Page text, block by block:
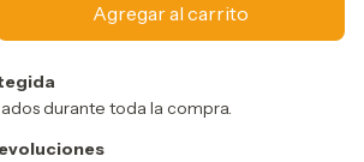
durante toda la compra.